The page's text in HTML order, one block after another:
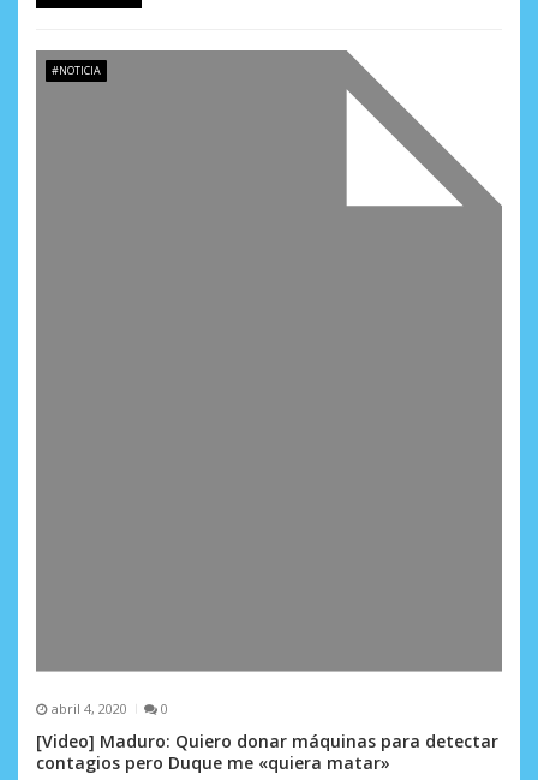
#NOTICIA
abril 4, 2020 0
[Video] Maduro: Quiero donar máquinas para detectar
contagios pero Duque me «quiera matar»